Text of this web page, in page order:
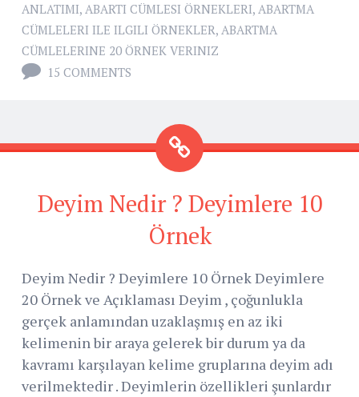
ANLATIMI, ABARTI CÜMLESI ÖRNEKLERI, ABARTMA
CÜMLELERI ILE ILGILI ÖRNEKLER, ABARTMA
CÜMLELERINE 20 ÖRNEK VERINIZ
15 COMMENTS
Deyim Nedir ? Deyimlere 10
Örnek
Deyim Nedir ? Deyimlere 10 Örnek Deyimlere
20 Örnek ve Açıklaması Deyim , çoğunlukla
gerçek anlamından uzaklaşmış en az iki
kelimenin bir araya gelerek bir durum ya da
kavramı karşılayan kelime gruplarına deyim adı
verilmektedir . Deyimlerin özellikleri şunlardır